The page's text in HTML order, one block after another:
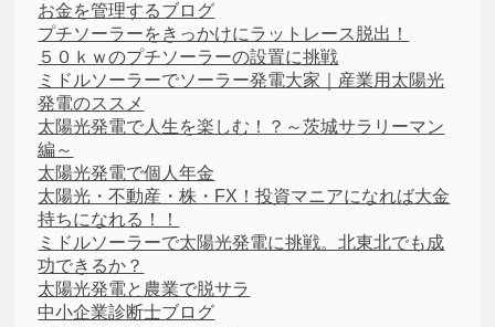
お金を管理するブログ
プチソーラーをきっかけにラットレース脱出！
５０ｋｗのプチソーラーの設置に挑戦
ミドルソーラーでソーラー発電大家｜産業用太陽光
発電のススメ
太陽光発電で人生を楽しむ！？～茨城サラリーマン
編～
太陽光発電で個人年金
太陽光・不動産・株・FX！投資マニアになれば大金
持ちになれる！！
ミドルソーラーで太陽光発電に挑戦。北東北でも成
功できるか？
太陽光発電と農業で脱サラ
中小企業診断士ブログ